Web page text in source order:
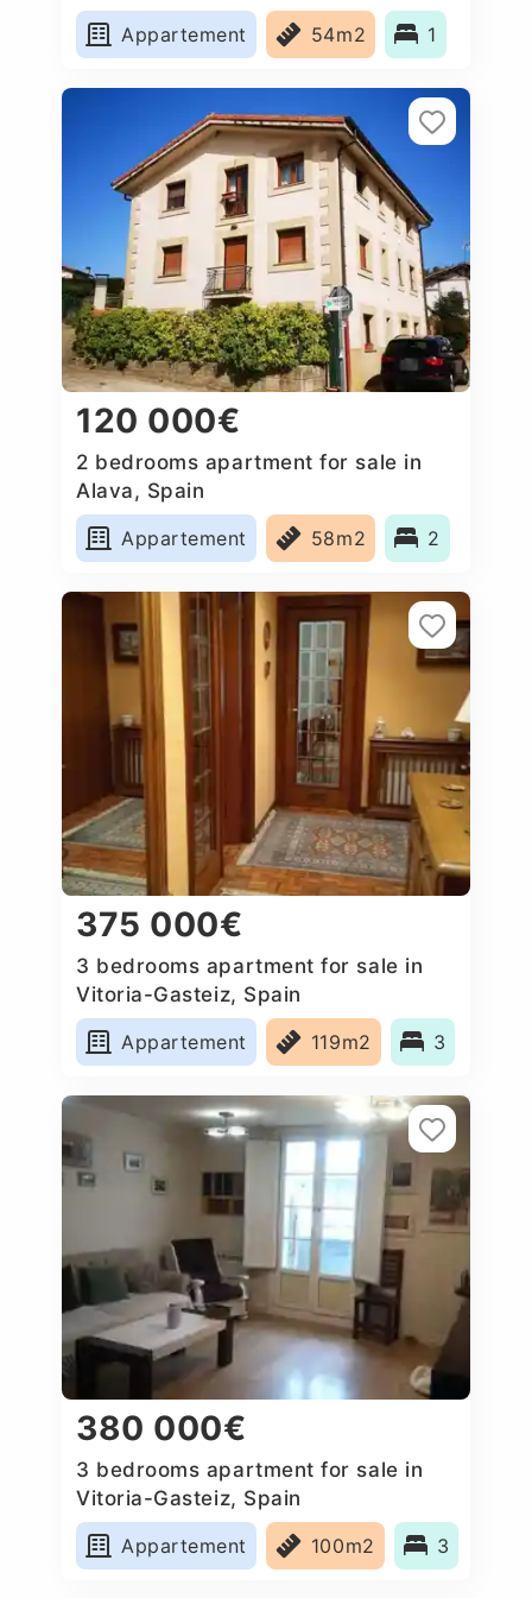
Appartement
54m2 1
120 000€
2 bedrooms apartment for sale in
Alava, Spain
Appartement
58m2 2
375 000€
3 bedrooms apartment for sale in
Vitoria-Gasteiz, Spain
Appartement
119m2 3
380 000€
3 bedrooms apartment for sale in
Vitoria-Gasteiz, Spain
Appartement
100m2 3